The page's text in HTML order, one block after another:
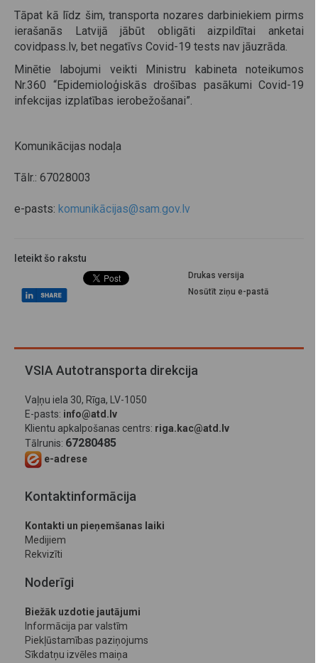
Tāpat kā līdz šim, transporta nozares darbiniekiem pirms
ierašanās Latvijā jābūt obligāti aizpildītai anketai
covidpass.lv, bet negatīvs Covid-19 tests nav jāuzrāda.
Minētie labojumi veikti Ministru kabineta noteikumos
Nr.360 “Epidemioloģiskās drošības pasākumi Covid-19
infekcijas izplatības ierobežošanai”.
Komunikācijas nodaļa
Tālr.: 67028003
e-pasts: komunikācijas@sam.gov.lv
Ieteikt šo rakstu
Drukas versija
Nosūtīt ziņu e-pastā
VSIA Autotransporta direkcija
Vaļņu iela 30, Rīga, LV-1050
E-pasts: info@atd.lv
Klientu apkalpošanas centrs: riga.kac@atd.lv
Tālrunis: 67280485
e-adrese
Kontaktinformācija
Kontakti un pieņemšanas laiki
Medijiem
Rekvizīti
Noderīgi
Biežāk uzdotie jautājumi
Informācija par valstīm
Piekļūstamības paziņojums
Sīkdatņu izvēles maiņa